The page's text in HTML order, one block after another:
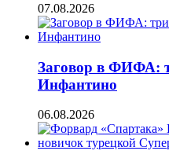
07.08.2026
Заговор в ФИФА:
Инфантино
06.08.2026